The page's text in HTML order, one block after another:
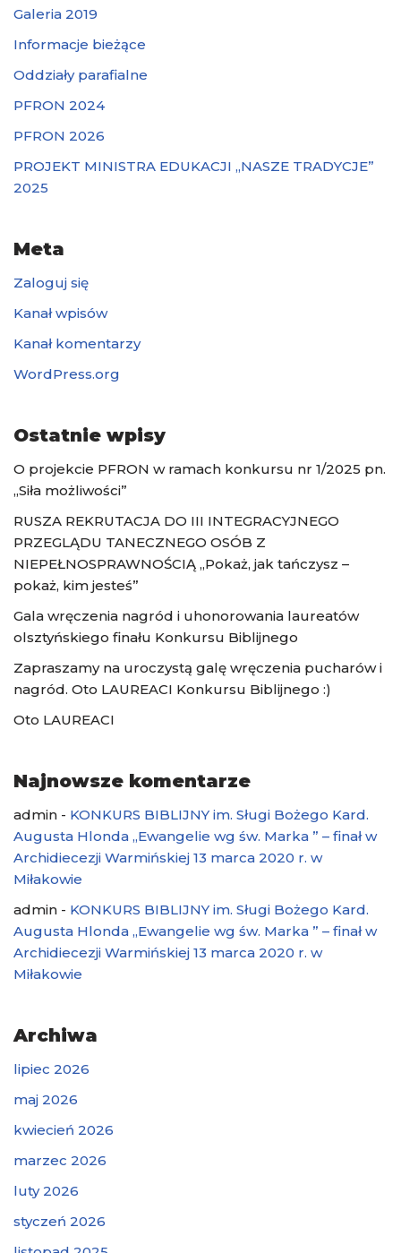
Galeria 2019
Informacje bieżące
Oddziały parafialne
PFRON 2024
PFRON 2026
PROJEKT MINISTRA EDUKACJI „NASZE TRADYCJE”
2025
Meta
Zaloguj się
Kanał wpisów
Kanał komentarzy
WordPress.org
Ostatnie wpisy
O projekcie PFRON w ramach konkursu nr 1/2025 pn.
„Siła możliwości”
RUSZA REKRUTACJA DO III INTEGRACYJNEGO
PRZEGLĄDU TANECZNEGO OSÓB Z
NIEPEŁNOSPRAWNOŚCIĄ „Pokaż, jak tańczysz –
pokaż, kim jesteś”
Gala wręczenia nagród i uhonorowania laureatów
olsztyńskiego finału Konkursu Biblijnego
Zapraszamy na uroczystą galę wręczenia pucharów i
nagród. Oto LAUREACI Konkursu Biblijnego :)
Oto LAUREACI
Najnowsze komentarze
admin - KONKURS BIBLIJNY im. Sługi Bożego Kard.
Augusta Hlonda „Ewangelie wg św. Marka ” – finał w
Archidiecezji Warmińskiej 13 marca 2020 r. w
Miłakowie
admin - KONKURS BIBLIJNY im. Sługi Bożego Kard.
Augusta Hlonda „Ewangelie wg św. Marka ” – finał w
Archidiecezji Warmińskiej 13 marca 2020 r. w
Miłakowie
Archiwa
lipiec 2026
maj 2026
kwiecień 2026
marzec 2026
luty 2026
styczeń 2026